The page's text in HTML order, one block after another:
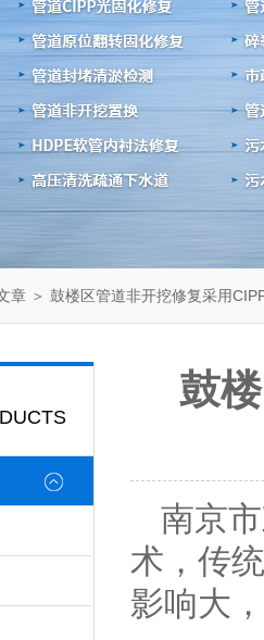
章 ＞ 鼓楼区管道非开挖修复采用
鼓
南京
术，传
影响大